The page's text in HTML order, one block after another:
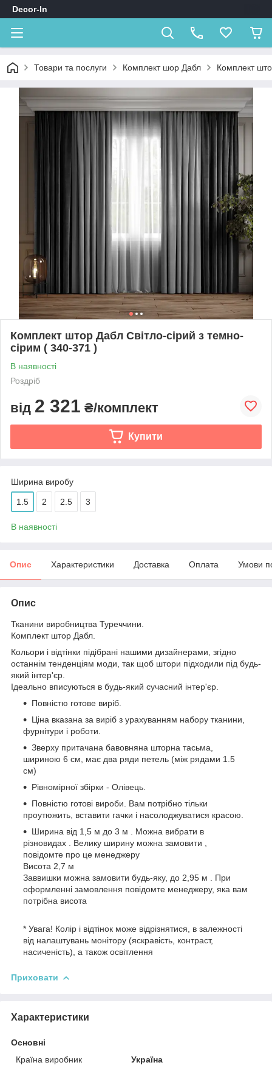
Decor-In
Товари та послуги Комплект шор Дабл Комплект
Комплект штор Дабл Світло-сірий з темно-
сірим ( 340-371 )
В наявності
Роздріб
від 2 321 ₴/комплект
Купити
Ширина виробу
1.5 2 2.5 3
В наявності
Опис Характеристики Доставка Оплата Умови
Опис
Тканини виробництва Туреччини.
Комплект штор Дабл.
Кольори і відтінки підібрані нашими дизайнерами, згідно
останнім тенденціям моди, так щоб штори підходили під будь-
який інтер'єр.
Ідеально вписуються в будь-який сучасний інтер'єр.
Повністю готове виріб.
Ціна вказана за виріб з урахуванням набору тканини,
фурнітури і роботи.
Зверху притачана бавовняна шторна тасьма,
шириною 6 см, має два ряди петель (між рядами 1.5
см)
Рівномірної збірки - Олівець.
Повністю готові вироби. Вам потрібно тільки
проутюжить, вставити гачки і насолоджуватися красою.
Ширина від 1,5 м до 3 м . Можна вибрати в
різновидах . Велику ширину можна замовити ,
повідомте про це менеджеру
Висота 2,7 м
Заввишки можна замовити будь-яку, до 2,95 м . При
оформленні замовлення повідомте менеджеру, яка вам
потрібна висота
* Увага! Колір і відтінок може відрізнятися, в залежності
від налаштувань монітору (яскравість, контраст,
насиченість), а також освітлення
Приховати
Характеристики
Основні
Країна виробник
Україна